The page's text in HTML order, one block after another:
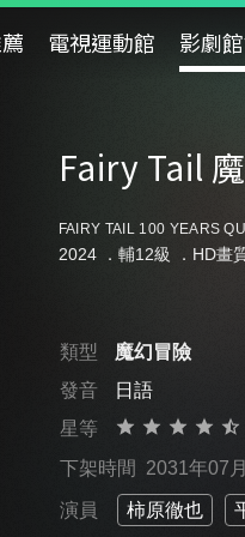
電視運動館 影劇館
Fairy Tail
FAIRY TAIL 100 YEARS
2024 ． 輔12級 ．HD畫
類型
魔幻冒險
發音
日語
星等
下架時間 2031年07
演員 柿原徹也